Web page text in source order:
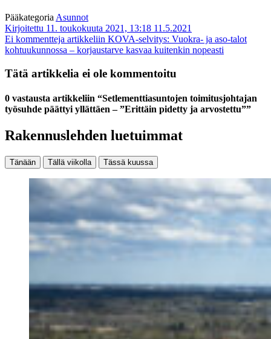
Pääkategoria Asunnot
Kirjoitettu 11. toukokuuta 2021, 13:18 11.5.2021
Ei kommentteja artikkeliin KOVA-selvitys: Vuokra- ja aso-talot
kohtuukunnossa – korjaustarve kasvaa kuitenkin nopeasti
Tätä artikkelia ei ole kommentoitu
0 vastausta artikkeliin “Setlementtiasuntojen toimitusjohtajan
työsuhde päättyi yllättäen – ”Erittäin pidetty ja arvostettu””
Rakennuslehden luetuimmat
Tänään Tällä viikolla Tässä kuussa